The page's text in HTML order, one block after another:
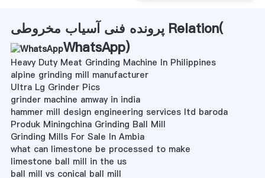
پرونده فنی آسیاب مخروطی Relation(
WhatsApp)
Heavy Duty Meat Grinding Machine In Philippines
alpine grinding mill manufacturer
Ultra Lg Grinder Pics
grinder machine amway in india
hammer mill design engineering services ltd baroda
Produk Miningchina Grinding Ball Mill
Grinding Mills For Sale In Ambia
what can limestone be processed to make
limestone ball mill in the us
ball mill vs conical ball mill